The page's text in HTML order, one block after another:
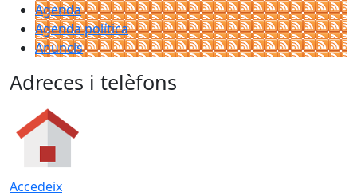
Agenda
Agenda política
Anuncis
Adreces i telèfons
Accedeix